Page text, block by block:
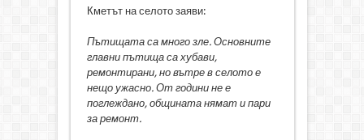
Кметът на селото заяви:
Пътищата са много зле. Основните
главни пътища са хубави,
ремонтирани, но вътре в селото е
нещо ужасно. От години не е
поглеждано, общината нямат и пари
за ремонт.